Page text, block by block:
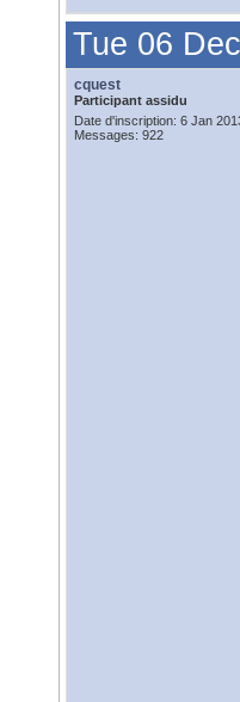
Tue 06
cquest
Participant assidu
Date d'inscription: 6 Jan
Messages: 922